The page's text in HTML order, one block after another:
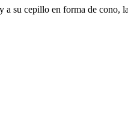
a su cepillo en forma de